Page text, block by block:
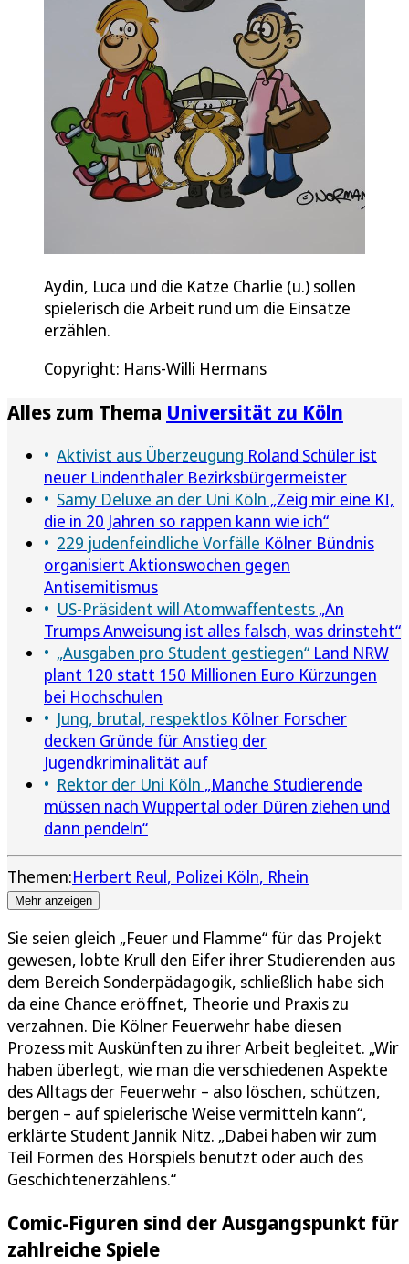
Aydin, Luca und die Katze Charlie (u.) sollen
spielerisch die Arbeit rund um die Einsätze
erzählen.
Copyright: Hans-Willi Hermans
Alles zum Thema Universität zu Köln
Aktivist aus Überzeugung Roland Schüler ist
neuer Lindenthaler Bezirksbürgermeister
Samy Deluxe an der Uni Köln „Zeig mir eine KI,
die in 20 Jahren so rappen kann wie ich“
229 judenfeindliche Vorfälle Kölner Bündnis
organisiert Aktionswochen gegen
Antisemitismus
US-Präsident will Atomwaffentests „An
Trumps Anweisung ist alles falsch, was drinsteht“
„Ausgaben pro Student gestiegen“ Land NRW
plant 120 statt 150 Millionen Euro Kürzungen
bei Hochschulen
Jung, brutal, respektlos Kölner Forscher
decken Gründe für Anstieg der
Jugendkriminalität auf
Rektor der Uni Köln „Manche Studierende
müssen nach Wuppertal oder Düren ziehen und
dann pendeln“
Themen:Herbert Reul Polizei Köln Rhein
Mehr anzeigen
Sie seien gleich „Feuer und Flamme“ für das Projekt
gewesen, lobte Krull den Eifer ihrer Studierenden aus
dem Bereich Sonderpädagogik, schließlich habe sich
da eine Chance eröffnet, Theorie und Praxis zu
verzahnen. Die Kölner Feuerwehr habe diesen
Prozess mit Auskünften zu ihrer Arbeit begleitet. „Wir
haben überlegt, wie man die verschiedenen Aspekte
des Alltags der Feuerwehr – also löschen, schützen,
bergen – auf spielerische Weise vermitteln kann“,
erklärte Student Jannik Nitz. „Dabei haben wir zum
Teil Formen des Hörspiels benutzt oder auch des
Geschichtenerzählens.“
Comic-Figuren sind der Ausgangspunkt für
zahlreiche Spiele